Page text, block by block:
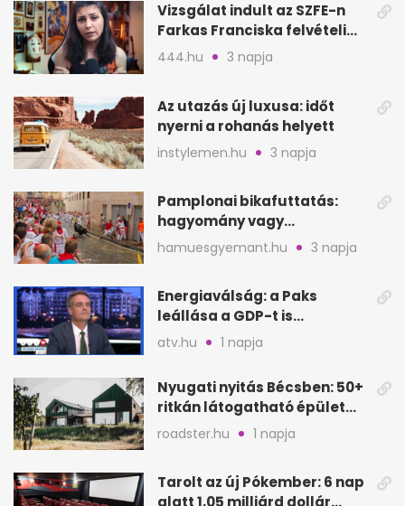
Vizsgálat indult az SZFE-n
Farkas Franciska felvételi
videója után
444.hu 3 napja
Az utazás új luxusa: időt
nyerni a rohanás helyett
instylemen.hu 3 napja
Pamplonai bikafuttatás:
hagyomány vagy
értelmetlen vérontás?
hamuesgyemant.hu 3 napja
Energiaválság: a Paks
leállása a GDP-t is
megütheti, int az
Oeconomus
atv.hu 1 napja
Nyugati nyitás Bécsben: 50+
ritkán látogatható épület
nyílik meg
roadster.hu 1 napja
Tarolt az új Pókember: 6 nap